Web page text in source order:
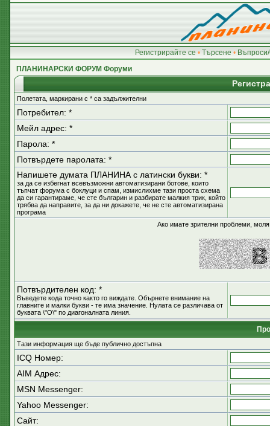
Регистрирайте се • Търсене •
ПЛАНИНАРСКИ ФОРУМ Форуми
Полетата, маркирани с * са задължителни
Потребител: *
Мейл адрес: *
Парола: *
Потвърдете паролата: *
Напишете думата ПЛАНИНА с латински букви: *
за да се избегнат всевъзможни автоматизирани ботове, които
тъпчат форума с боклуци и спам, измислихме тази проста схема
да си гарантираме, че сте българин и разбирате малкия трик, който
трябва да направите, за да ни докажете, че не сте автоматизирана
програма
Ако имате зрителни проблеми,
Потвърдителен код: *
Въведете кода точно както го виждате. Обърнете внимание на
главните и малки букви - те има значение. Нулата се различава от
буквата \"O\" по диагоналната линия.
Тази информация ще бъде публично достъпна
ICQ Номер:
AIM Адрес:
MSN Messenger:
Yahoo Messenger:
Сайт: